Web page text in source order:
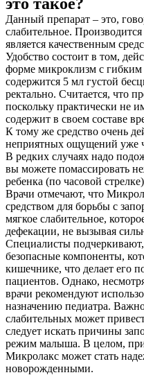
Данный препарат – это,
слабительное.
является качественным
Удобство состоит в том,
форме микроклизм с
содержится 5 мл густой
ректально. Считается, что
поскольку практически не
содержит в своем составе
К тому же средство очень
неприятных ощущений уже
В редких случаях надо
вы можете помассировать
ребенка (по часовой
Врачи отмечают, что
средством для борьбы с
мягкое слабительное,
дефекации, не вызывая
Специалисты
безопасные компоненты,
кишечнике, что делает его
пациентов. Однако,
врачи рекомендуют
назначению педиатра.
слабительных может
следует искать причины
режим малыша. В целом,
Микролакс может стать
новорожденными.